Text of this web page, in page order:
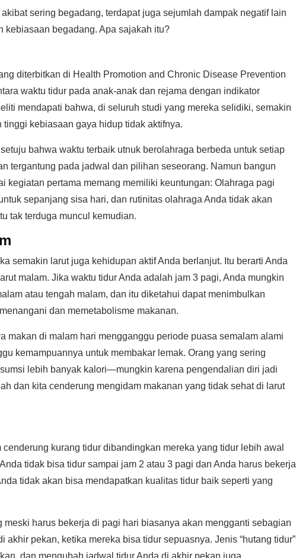
sering begadang, terdapat juga sejumlah dampak negatif lain
kebiasaan begadang. Apa sajakah itu?
diterbitkan di Health Promotion and Chronic Disease Prevention
waktu tidur pada anak-anak dan rejama dengan indikator
mendapati bahwa, di seluruh studi yang mereka selidiki, semakin
tinggi kebiasaan gaya hidup tidak aktifnya.
bahwa waktu terbaik utnuk berolahraga berbeda untuk setiap
tergantung pada jadwal dan pilihan seseorang. Namun bangun
kegiatan pertama memang memiliki keuntungan: Olahraga pagi
sepanjang sisa hari, dan rutinitas olahraga Anda tidak akan
tak terduga muncul kemudian.
semakin larut juga kehidupan aktif Anda berlanjut. Itu berarti Anda
malam. Jika waktu tidur Anda adalah jam 3 pagi, Anda mungkin
atau tengah malam, dan itu diketahui dapat menimbulkan
dan memetabolisme makanan.
makan di malam hari mengganggu periode puasa semalam alami
kemampuannya untuk membakar lemak. Orang yang sering
lebih banyak kalori—mungkin karena pengendalian diri jadi
dan kita cenderung mengidam makanan yang tidak sehat di larut
kurang tidur dibandingkan mereka yang tidur lebih awal
tidak bisa tidur sampai jam 2 atau 3 pagi dan Anda harus bekerja
tidak akan bisa mendapatkan kualitas tidur baik seperti yang
meski harus bekerja di pagi hari biasanya akan mengganti sebagian
akhir pekan, ketika mereka bisa tidur sepuasnya. Jenis “hutang tidur”
dan mengubah jadwal tidur Anda di akhir pekan juga